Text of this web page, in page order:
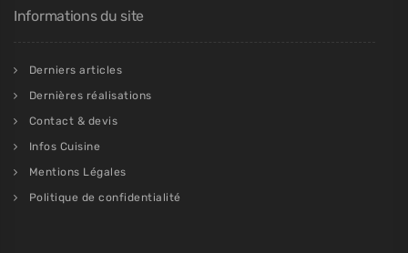
Informations du site
Derniers articles
Dernières réalisations
Contact & devis
Infos Cuisine
Mentions Légales
Politique de confidentialité